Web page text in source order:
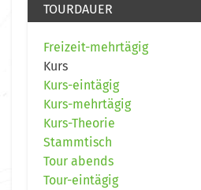
TOURDAUER
Freizeit-mehrtägig
Kurs
Kurs-eintägig
Kurs-mehrtägig
Kurs-Theorie
Stammtisch
Tour abends
Tour-eintägig